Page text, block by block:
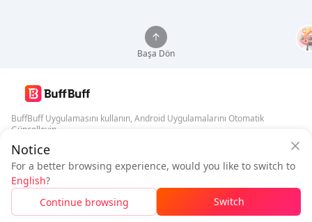
Ödenecek
Fiyat detayları
$1
50 puan (0.50 USD)ve1puan (0.01 USD)kazanmak için giriş yapın
Yükleme
Notice
For a better browsing experience, would you like to switch to
English?
Continue browsing
Switch
Başa Dön
BuffBuff Uygulamasını kullanın, Android Uygulamalarını Otomatik
Güncelleyin
BuffBuff'ı İndir
Bizi Takip Edin